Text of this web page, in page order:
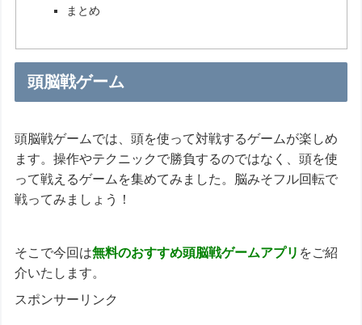
まとめ
頭脳戦ゲーム
頭脳戦ゲームでは、頭を使って対戦するゲームが楽しめ
ます。操作やテクニックで勝負するのではなく、頭を使
って戦えるゲームを集めてみました。脳みそフル回転で
戦ってみましょう！
そこで今回は無料のおすすめ頭脳戦ゲームアプリ をご紹
介いたします。
スポンサーリンク